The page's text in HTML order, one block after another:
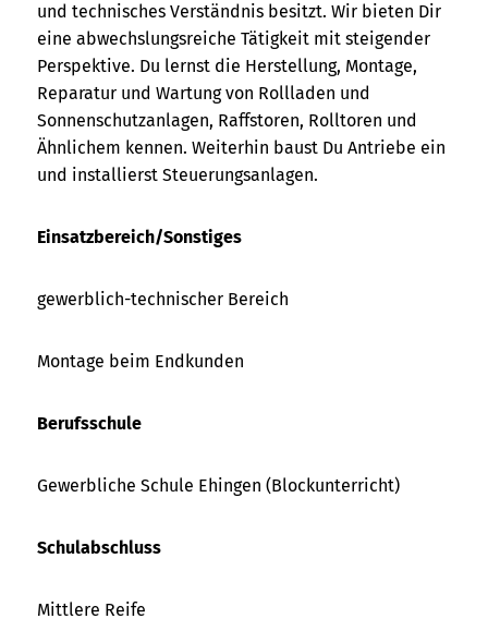
und technisches Verständnis besitzt. Wir bieten Dir
eine abwechslungsreiche Tätigkeit mit steigender
Perspektive. Du lernst die Herstellung, Montage,
Reparatur und Wartung von Rollladen und
Sonnenschutzanlagen, Raffstoren, Rolltoren und
Ähnlichem kennen. Weiterhin baust Du Antriebe ein
und installierst Steuerungsanlagen.
Einsatzbereich/Sonstiges
gewerblich-technischer Bereich
Montage beim Endkunden
Berufsschule
Gewerbliche Schule Ehingen (Blockunterricht)
Schulabschluss
Mittlere Reife